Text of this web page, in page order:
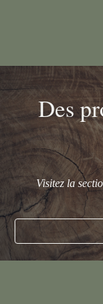
Des
Visitez la